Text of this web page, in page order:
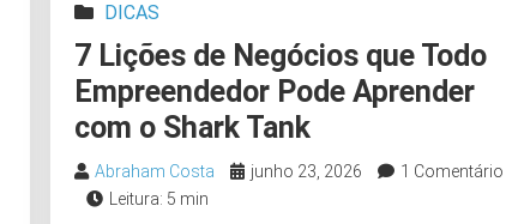
DICAS
7 Lições de Negócios que Todo
Empreendedor Pode Aprender
com o Shark Tank
Abraham Costa junho 23, 2026
1 Comentário
Leitura: 5 min